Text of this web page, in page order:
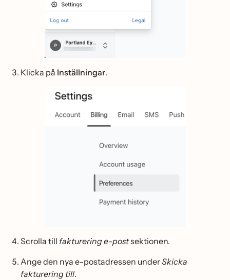
Klicka på Inställningar.
Scrolla till fakturering e-postsektionen.
Ange den nya e-postadressen underSkicka
fakturering till.